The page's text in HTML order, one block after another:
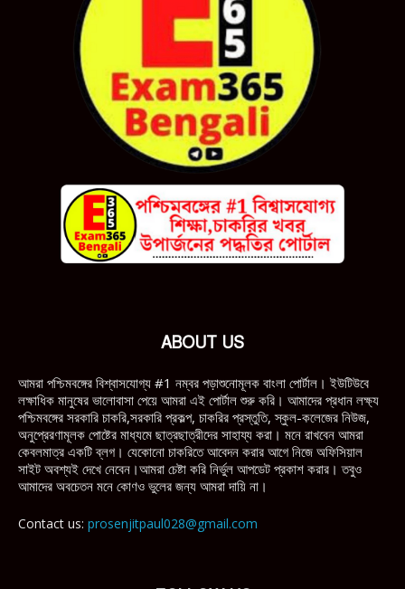
ABOUT US
আমরা পশ্চিমবঙ্গের বিশ্বাসযোগ্য #1 নম্বর পড়াশুনোমূলক বাংলা পোর্টাল। ইউটিউবে
লক্ষাধিক মানুষের ভালোবাসা পেয়ে আমরা এই পোর্টাল শুরু করি। আমাদের প্রধান লক্ষ্য
পশ্চিমবঙ্গের সরকারি চাকরি,সরকারি প্রকল্প, চাকরির প্রস্তুতি, স্কুল-কলেজের নিউজ,
অনুপ্রেরণামূলক পোষ্টের মাধ্যমে ছাত্রছাত্রীদের সাহায্য করা। মনে রাখবেন আমরা
কেবলমাত্র একটি ব্লগ। যেকোনো চাকরিতে আবেদন করার আগে নিজে অফিসিয়াল
সাইট অবশ্যই দেখে নেবেন।আমরা চেষ্টা করি নির্ভুল আপডেট প্রকাশ করার। তবুও
আমাদের অবচেতন মনে কোণও ভুলের জন্য আমরা দায়ি না।
Contact us: prosenjitpaul028@gmail.com